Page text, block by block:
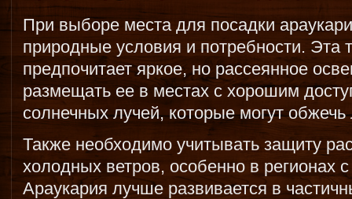
При выборе места для посадки
природные условия и потребности. Эта
предпочитает яркое, но рассеянное
размещать ее в местах с хорошим
солнечных лучей, которые могут обжечь
Также необходимо учитывать защиту
холодных ветров, особенно в регионах
Араукария лучше развивается в